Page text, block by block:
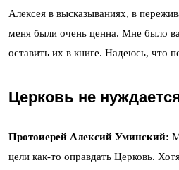
Алексея в высказываниях, в
меня были очень ценна. Мне было
оставить их в книге. Надеюсь, что
Церковь не
Протоиерей Алексий Уминский:
цели как-то оправдать Церковь.